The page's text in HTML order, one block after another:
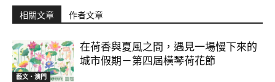
相關文章 作者文章
藝文‧澳門
在荷香與夏風之間，遇見一場慢下來的
城市假期－第四屆橫琴荷花節